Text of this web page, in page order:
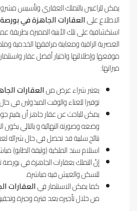
يمكن للراغبين بالتملك العقاري وتأسيس
الاطلاع علىالعقارات الجاهزة في بورصة
استكشافية على تلك الأبنية المميزة بطريقة
العصرية الراقية ومعاينة مرافقها الخدمية
موقعها وإطلالتها واختيار أفضل عقار
ميزاتها:
يعتبر شراء عرض منالعقارات
توفيرا للعناء والوقت المبذولين في
يمكن للباحث عن عقار جاهز أن يقيم
وضعه وصورته النهائية و بالتالي
نتائج سلبية قد تحصل في حال شرائه
استلام سند الملكية (وثيقة الطابو)
إنّ التملك بعقارات الجاهزة في بورصة
للسكن والعيش فيه مباشرة.
كما يمكن الاستثمار فيالعقارات
من خلال تأجيره بعد فترة وجيزة